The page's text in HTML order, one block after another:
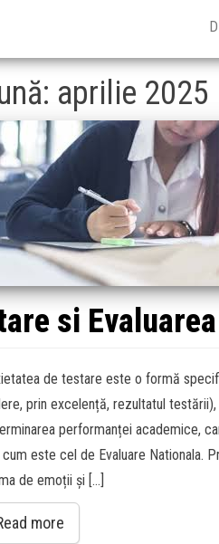
aprilie 2025
si
de testare este o formă
prin excelență, rezultatul
performanței academice,
cum este cel de Evaluare Nationala.
de emoții și […]
more